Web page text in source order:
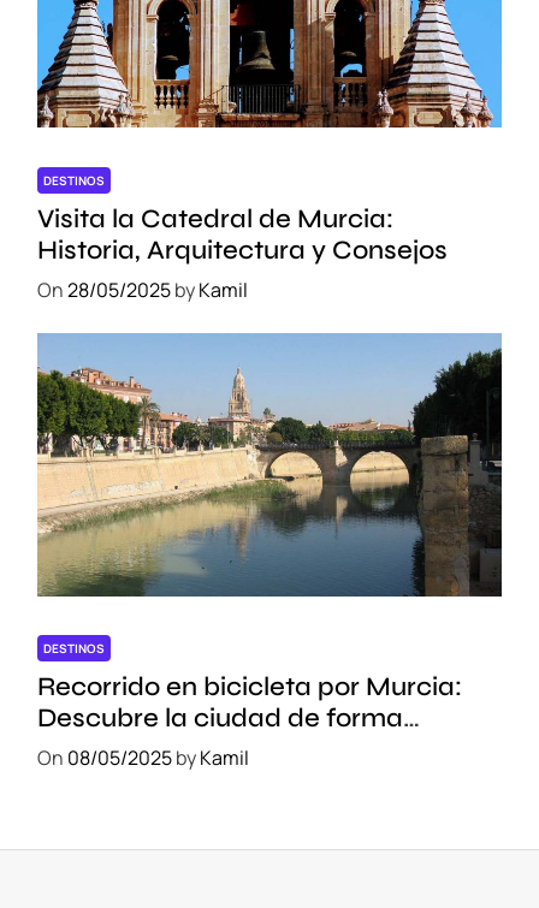
DESTINOS
Visita la Catedral de Murcia:
Historia, Arquitectura y Consejos
On28/05/2025byKamil
DESTINOS
Recorrido en bicicleta por Murcia:
Descubre la ciudad de forma
sostenible
On 08/05/2025byKamil